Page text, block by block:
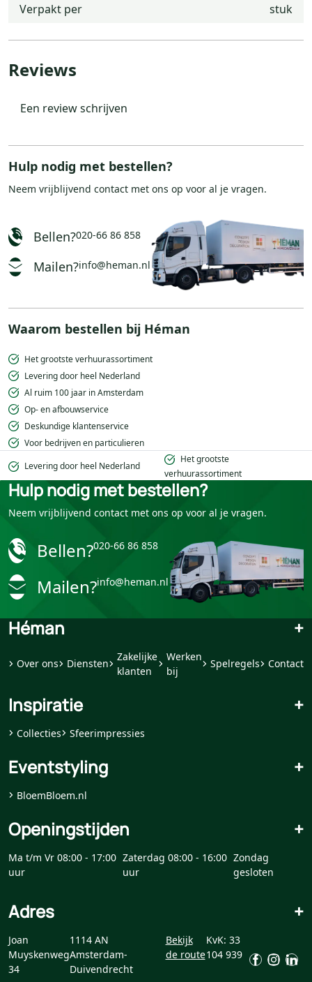
Verpakt per
stuk
Reviews
Een review schrijven
Hulp nodig met bestellen?
Neem vrijblijvend contact met ons op voor al je vragen.
Bellen?020-66 86 858
Mailen?info@heman.nl
Waarom bestellen bij Héman
Het grootste verhuurassortiment
Levering door heel Nederland
Al ruim 100 jaar in Amsterdam
Op- en afbouwservice
Deskundige klantenservice
Voor bedrijven en particulieren
Levering door heel Nederland
Het grootste
verhuurassortiment
Hulp nodig met bestellen?
Neem vrijblijvend contact met ons op voor al je vragen.
Bellen?020-66 86 858
Mailen?info@heman.nl
Héman +
Over ons Diensten
Zakelijke
klanten
Werken
bij
Spelregels Contact
Inspiratie +
Collecties Sfeerimpressies
Eventstyling +
BloemBloem.nl
Openingstijden +
Ma t/m Vr 08:00 - 17:00
uur
Zaterdag 08:00 - 16:00
uur
Zondag
gesloten
Adres +
Joan
Muyskenweg
34
1114 AN
Amsterdam-
Duivendrecht
Bekijk
de route
KvK: 33
104 939